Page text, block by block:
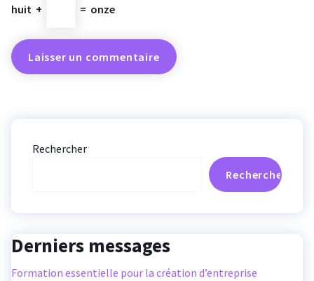
huit + = onze
Rechercher
Rechercher
Derniers messages
Formation essentielle pour la création d’entreprise